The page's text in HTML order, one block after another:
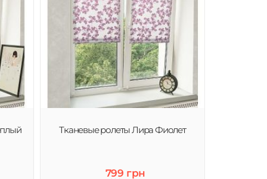
Тканевые ролеты Лира Фиолет
799 грн